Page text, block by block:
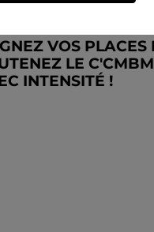
VOS PLACES
LE C'CMBM
INTENSITÉ !